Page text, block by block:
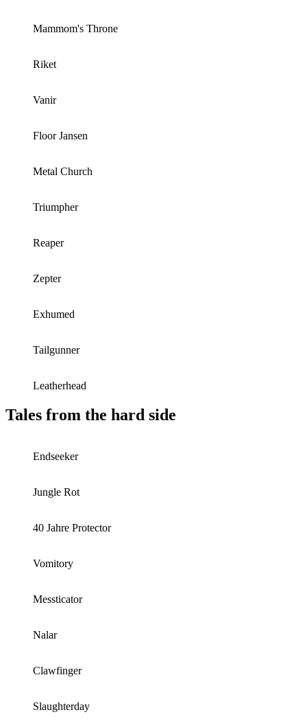
Mammom's Throne
Riket
Vanir
Floor Jansen
Metal Church
Triumpher
Reaper
Zepter
Exhumed
Tailgunner
Leatherhead
Tales from the hard side
Endseeker
Jungle Rot
40 Jahre Protector
Vomitory
Messticator
Nalar
Clawfinger
Slaughterday